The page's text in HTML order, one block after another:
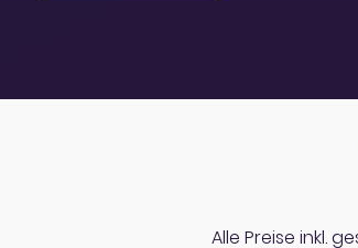
Alle Preise inkl.